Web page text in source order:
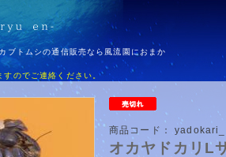
ブトムシの通信販売なら風流園におまか
すのでご連絡ください。
商品コード：
オカヤドカリL